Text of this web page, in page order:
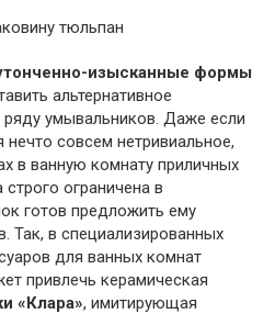
изысканные формы
альтернативное
умывальников. Даже если
нечто совсем нетривиальное,
в ванную комнату приличных
ограничена в
готов предложить ему
Так, в специализированных
для ванных комнат
привлечь керамическая
«Клара», имитирующая